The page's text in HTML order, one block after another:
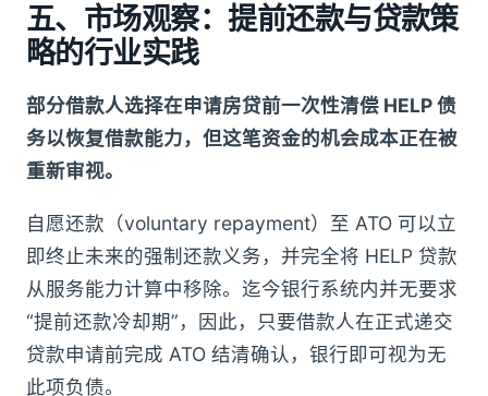
五、市场观察：提前还款与贷款策
略的行业实践
部分借款人选择在申请房贷前一次性清偿 HELP 债
务以恢复借款能力，但这笔资金的机会成本正在被
重新审视。
自愿还款（voluntary repayment）至 ATO 可以立
即终止未来的强制还款义务，并完全将 HELP 贷款
从服务能力计算中移除。迄今银行系统内并无要求
“提前还款冷却期”，因此，只要借款人在正式递交
贷款申请前完成 ATO 结清确认，银行即可视为无
此项负债。